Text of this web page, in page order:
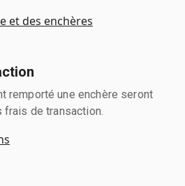
et des enchères
remporté une enchère seront
de transaction.